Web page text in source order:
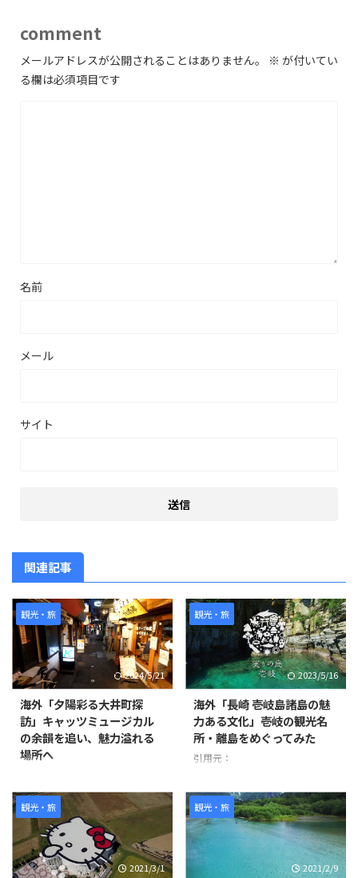
comment
メールアドレスが公開されることはありません。 ※ が付いてい
る欄は必須項目です
名前
メール
サイト
関連記事
観光・旅
2024/5/21
海外「夕陽彩る大井町探
訪」キャッツミュージカル
の余韻を追い、魅力溢れる
場所へ
ージカルを見に来た際にこの場所
を発見し、夕陽が美しくなる時間
帯に撮影を始めました。 ビデオ
の中ではJR大井町駅東口から始
まり、キャッツシアターやお洒落
な飲食店街、住宅地、商店街など
観光・旅
2023/5/16
海外「長崎 壱岐島諸島の魅
力ある文化」壱岐の観光名
所・離島をめぐってみた
引用元：
h?v=oXvKV3g77Yk 世界の反応
観光・旅
2021/3/1
観光・旅
2021/2/9